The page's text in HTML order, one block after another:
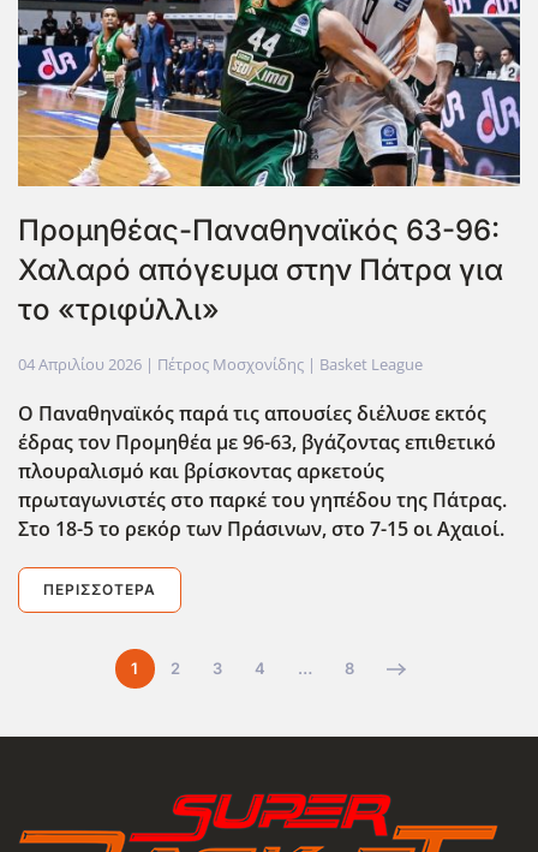
Προμηθέας-Παναθηναϊκός 63-96:
Χαλαρό απόγευμα στην Πάτρα για
το «τριφύλλι»
04 Απριλίου 2026 | Πέτρος Μοσχονίδης | Basket League
Ο Παναθηναϊκός παρά τις απουσίες διέλυσε εκτός
έδρας τον Προμηθέα με 96-63, βγάζοντας επιθετικό
πλουραλισμό και βρίσκοντας αρκετούς
πρωταγωνιστές στο παρκέ του γηπέδου της Πάτρας.
Στο 18-5 το ρεκόρ των Πράσινων, στο 7-15 οι Αχαιοί.
ΠΕΡΙΣΣΌΤΕΡΑ
1 2 3 4 … 8